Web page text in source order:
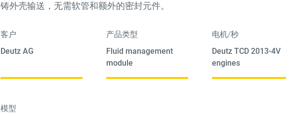
铸外壳输送，无需软管和额外的密封元件。
客户
Deutz AG
产品类型
Fluid management
module
电机/秒
Deutz TCD 2013-4V
engines
模型